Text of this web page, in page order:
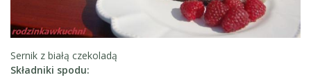
Sernik z białą czekoladą
Składniki spodu: